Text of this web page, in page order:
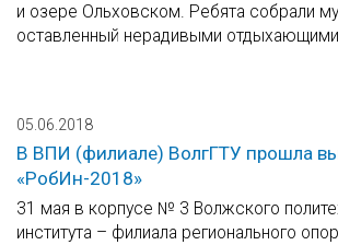
и озере Ольховском. Ребята собрали
оставленный нерадивыми
05.06.2018
В ВПИ (филиале) ВолгГТУ прошла
«РобИн-2018»
31 мая в корпусе № 3 Волжского
института – филиала регионального